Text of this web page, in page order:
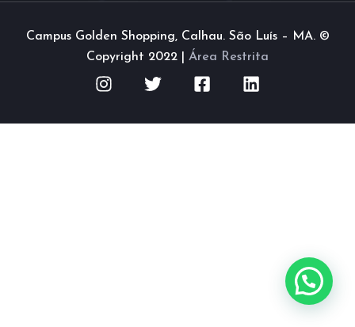
Campus Golden Shopping, Calhau. São Luís – MA. ©
Copyright 2022 | Área Restrita